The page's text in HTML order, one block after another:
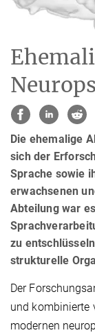
Die ehemalige
sich der
Sprache sowie
erwachsenen
Abteilung war
zu
strukturelle
Der
und kombinierte
modernen